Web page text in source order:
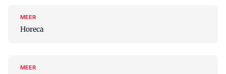
MEER
Horeca
MEER